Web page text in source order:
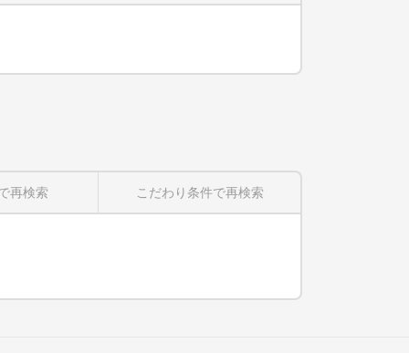
再検索 こだわり条件で再検索